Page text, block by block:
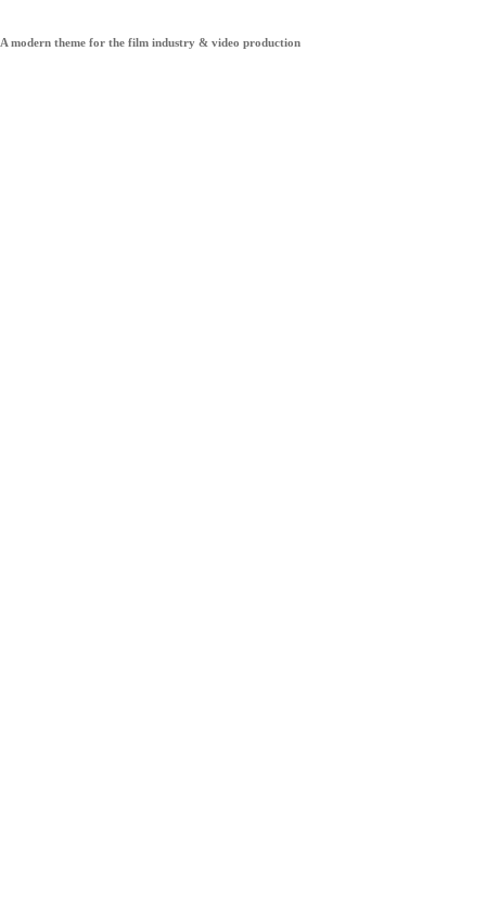
A modern theme for the film industry & video production